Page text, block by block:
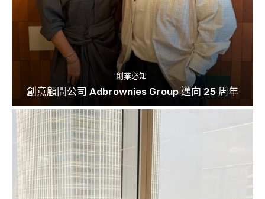
創業必知
創意顧問公司 Adbrownies Group 邁向 25 周年